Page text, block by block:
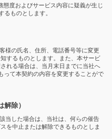
態度およびサービス内容に疑義が生じ
るものとします。
様の氏名、住所、電話番号等に変更
するものとします。また、本サービ
れる場合は、当月末日までに当社へ
って本契約の内容を変更することがで
除）
当した場合は、当社は、何らの催告
を中止または解除できるものとしま